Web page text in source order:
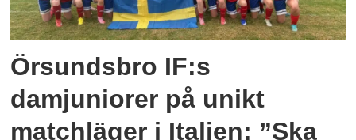
Örsundsbro IF:s
damjuniorer på unikt
matchläger i Italien: ”Ska